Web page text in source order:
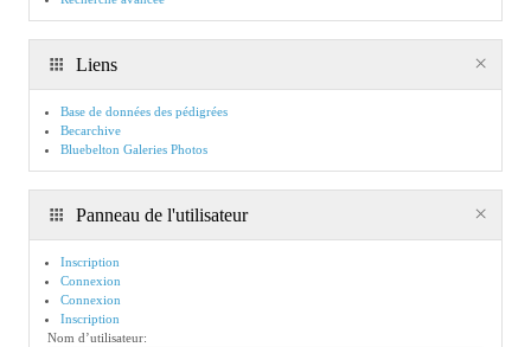
Liens
Base de données des pédigrées
Becarchive
Bluebelton Galeries Photos
Panneau de l'utilisateur
Inscription
Connexion
Connexion
Inscription
Nom d’utilisateur: